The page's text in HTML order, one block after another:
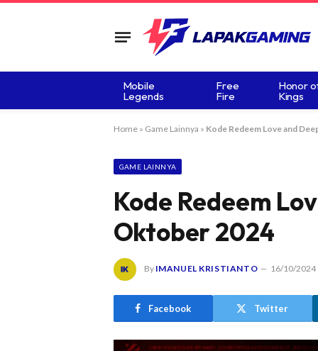
Mobile
Legends
Free
Fire
Honor
Kings
Home» Game Lainnya » Kode Redeem Love and
GAME LAINNYA
Kode Redeem
Oktober 2024
By IMANUEL KRISTIANTO 16/10/2024
Facebook Twitter